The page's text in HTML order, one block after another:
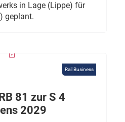
in Lage (Lippe) für
geplant.
Rail Business
81 zur S 4
2029